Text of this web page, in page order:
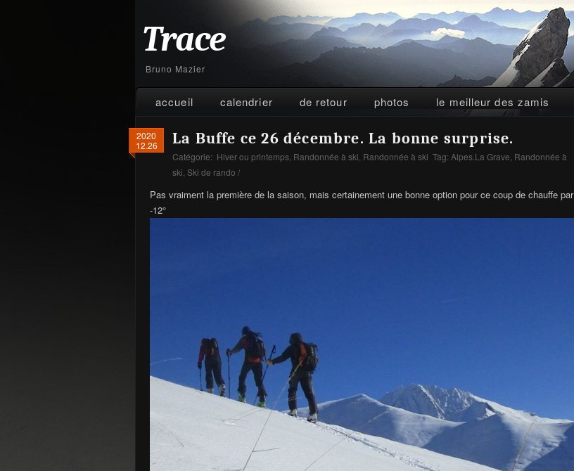
Trace
Bruno Mazier
accueil calendrier de retour photos le meilleur des zamis
2020
12.26
La Buffe ce 26 décembre. La bonne surprise.
Catégorie: Hiver ou printemps Randonnée à ski Randonnée à ski Tag: Alpes.La Grave Randonnée à
ski Ski de rando /
Pas vraiment la première de la saison, mais certainement une bonne option pour ce coup de chauffe par
-12°